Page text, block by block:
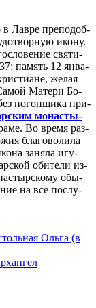
в Лав­ре пре­по­доб­
ико­ну.
свя­ти­
па­мять 12 ян­ва­
же­лая
Ма­те­ри Бо­
по­гон­щи­ка при­
мо­на­сты­
Во вре­мя раз­
бла­го­во­ли­ла
за­ня­ла игу­
оби­те­ли из­
обы­
на все по­слу­
Ольга (в